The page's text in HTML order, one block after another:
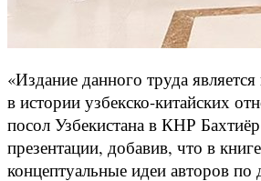
«Издание данного труда
в истории узбекско-китайских
посол Узбекистана в КНР
презентации, добавив, что в
концептуальные идеи авторов